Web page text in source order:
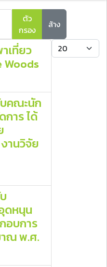
ตัว
กรอง
ล้าง
แสดง #
าเที่ยว
Woods
คณะนัก
าร ได้
งานวิจัย
ดหนุน
อบการ
าณ พ.ศ.